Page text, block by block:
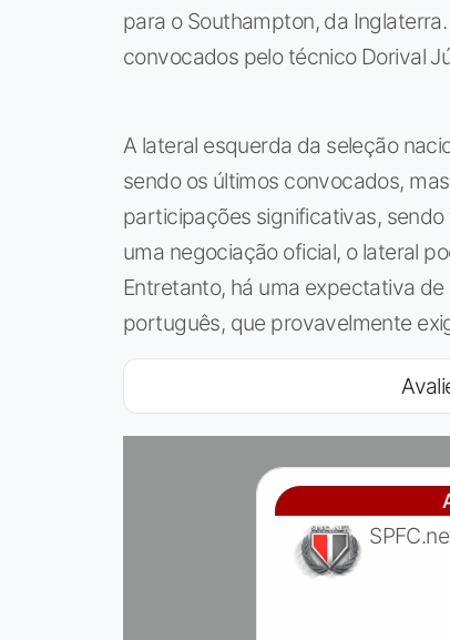
para o Southampton, da
convocados pelo técnico Dorival
A lateral esquerda da seleção
sendo os últimos convocados,
participações significativas,
uma negociação oficial, o lateral
Entretanto, há uma expectativa
português, que provavelmente